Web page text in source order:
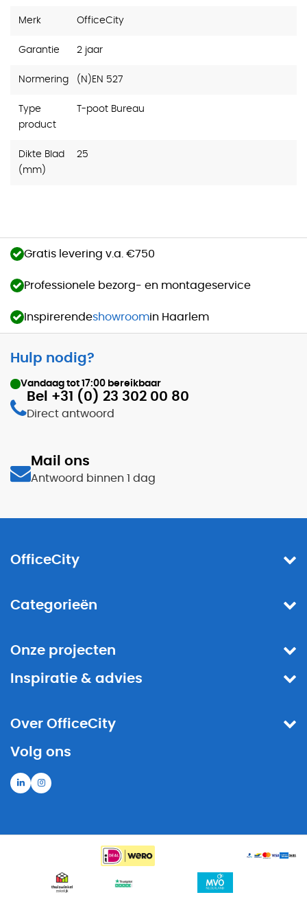
Merk OfficeCity
Garantie 2 jaar
Normering (N)EN 527
Type
product
T-poot Bureau
Dikte Blad
(mm)
25
Gratis levering v.a. €750
Professionele bezorg- en montageservice
Inspirerendeshowroomin Haarlem
Hulp nodig?
Vandaag tot 17:00 bereikbaar
Bel +31 (0) 23 302 00 80
Direct antwoord
Mail ons
Antwoord binnen 1 dag
OfficeCity
Categorieën
Onze projecten
Inspiratie & advies
Over OfficeCity
Volg ons